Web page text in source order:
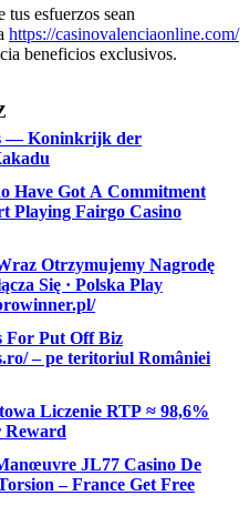
tus esfuerzos sean
https://casinovalenciaonline.com/
beneficios exclusivos.​
— Koninkrijk der
Have Got A Commitment
Otrzymujemy Nagrodę
Się · Polska Play
For Put Off Biz
– pe teritoriul României
Liczenie RTP ≈ 98,6%
Reward
JL77 Casino De
– France Get Free